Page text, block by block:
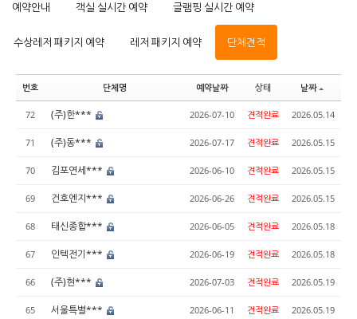
예약안내 객실 실시간 예약 글램핑 실시간 예약
수상레저 패키지 예약 레저 패키지 예약 단체견적
번호 단체명 예약날짜 상태 날짜
72 (주)한*** 2026-07-10 견적완료 2026.05.14
71 (주)동*** 2026-07-17 견적완료 2026.05.15
70 김포연세*** 2026-06-10 견적완료 2026.05.15
69 건호엔지*** 2026-06-26 견적완료 2026.05.15
68 태신종합*** 2026-06-05 견적완료 2026.05.18
67 인텍전기*** 2026-06-19 견적완료 2026.05.18
66 (주)현*** 2026-07-03 견적완료 2026.05.19
65 서울특별*** 2026-06-11 견적완료 2026.05.19